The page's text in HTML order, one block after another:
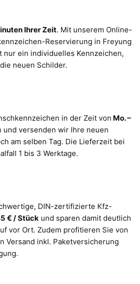
Ihrer Zeit. Mit unserem Online-
Reservierung in Freyung
nur ein individuelles Kennzeichen,
neuen Schilder.
in der Zeit von Mo. –
und versenden wir Ihre neuen
am selben Tag. Die Lieferzeit bei
1 bis 3 Werktage.
DIN-zertifizierte Kfz-
€ / Stück und sparen damit deutlich
vor Ort. Zudem profitieren Sie von
Versand inkl. Paketversicherung